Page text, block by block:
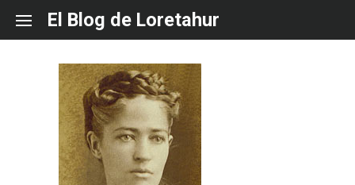
content
El Blog de Loretahur